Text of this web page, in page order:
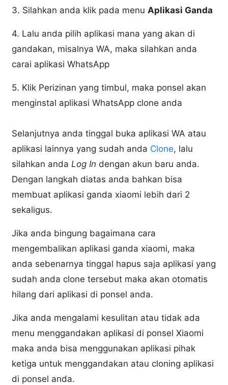
3. Silahkan anda klik pada menuAplikasi Ganda
4. Lalu anda pilih aplikasi mana yang akan di
gandakan, misalnya WA, maka silahkan anda
carai aplikasi WhatsApp
5. Klik Perizinan yang timbul, maka ponsel akan
menginstal aplikasi WhatsApp clone anda
Selanjutnya anda tinggal buka aplikasi WA atau
aplikasi lainnya yang sudah anda Clone, lalu
silahkan anda Log In dengan akun baru anda.
Dengan langkah diatas anda bahkan bisa
membuat aplikasi ganda xiaomi lebih dari 2
sekaligus.
Jika anda bingung bagaimana cara
mengembalikan aplikasi ganda xiaomi, maka
anda sebenarnya tinggal hapus saja aplikasi yang
sudah anda clone tersebut maka akan otomatis
hilang dari aplikasi di ponsel anda.
Jika anda mengalami kesulitan atau tidak ada
menu menggandakan aplikasi di ponsel Xiaomi
maka anda bisa menggunakan aplikasi pihak
ketiga untuk menggandakan atau cloning aplikasi
di ponsel anda.